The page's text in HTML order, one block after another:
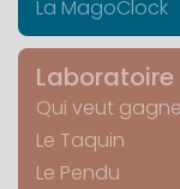
La MagoClock
Laboratoire
Qui veut
Le Taquin
Le Pendu